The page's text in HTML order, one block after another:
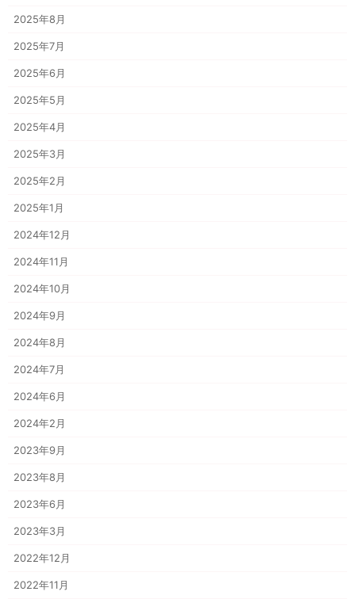
2025年8月
2025年7月
2025年6月
2025年5月
2025年4月
2025年3月
2025年2月
2025年1月
2024年12月
2024年11月
2024年10月
2024年9月
2024年8月
2024年7月
2024年6月
2024年2月
2023年9月
2023年8月
2023年6月
2023年3月
2022年12月
2022年11月